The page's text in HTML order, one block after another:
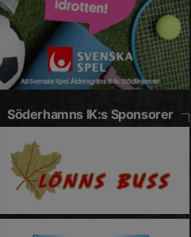
Söderhamns IK:s Sponsorer